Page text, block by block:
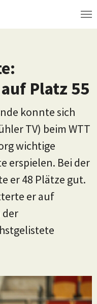
Platz 55
konnte sich
TV) beim WTT
wichtige
erspielen. Bei der
er 48 Plätze gut.
er auf
der